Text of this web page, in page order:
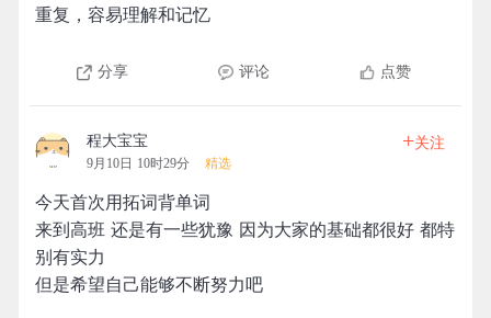
重复，容易理解和记忆
分享 评论 点赞
程大宝宝
9月10日 10时29分 精选
+关注
今天首次用拓词背单词
来到高班 还是有一些犹豫 因为大家的基础都很好 都特
别有实力
但是希望自己能够不断努力吧